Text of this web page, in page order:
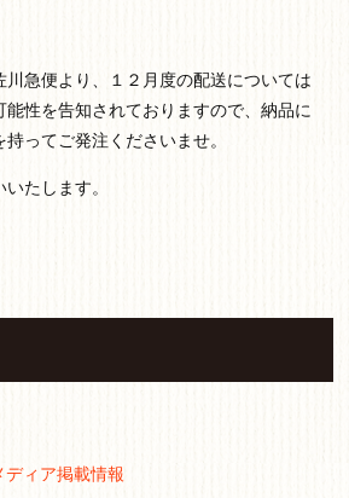
川急便より、１２月度の配送については
性を告知されておりますので、納品に
ってご発注くださいませ。
たします。
ディア掲載情報